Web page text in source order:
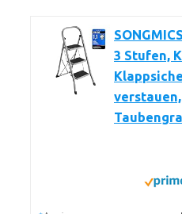
3 Stufen,